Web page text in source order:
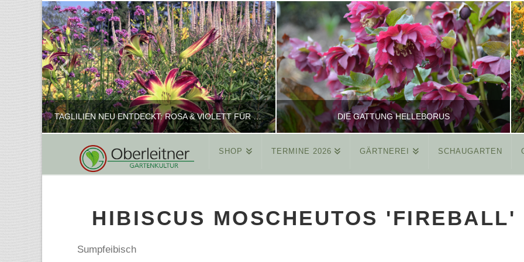
TAGLILIEN NEU ENTDECKT: ROSA & VIOLETT FÜR ROMANTISCHE PFLANZKOMBINATIONEN
REINHARD
FEBRUAR 16, 2025
DIE GATTUNG HELLEBORUS
REINHARD
MÄRZ 26, 2015
SHOP TERMINE 2026 GÄRTNEREI SCHAUGARTEN
HIBISCUS MOSCHEUTOS 'FIREBALL'
Sumpfeibisch